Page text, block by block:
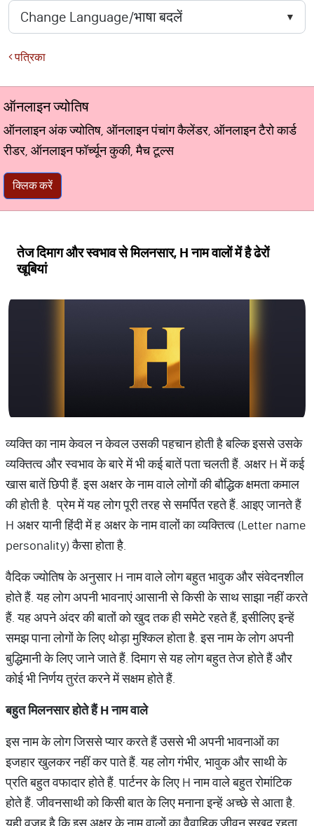
पत्रिका
ऑनलाइन ज्योतिष
ऑनलाइन अंक ज्योतिष, ऑनलाइन पंचांग कैलेंडर, ऑनलाइन टैरो कार्ड
रीडर, ऑनलाइन फॉर्च्यून कुकी, मैच टूल्स
क्लिक करें
तेज दिमाग और स्वभाव से मिलनसार, H नाम वालों में है ढेरों
खूबियां
व्यक्ति का नाम केवल न केवल उसकी पहचान होती है बल्कि इससे उसके
व्यक्तित्व और स्वभाव के बारे में भी कई बातें पता चलती हैं. अक्षर H में कई
खास बातें छिपी हैं. इस अक्षर के नाम वाले लोगों की बौद्धिक क्षमता कमाल
की होती है. प्रेम में यह लोग पूरी तरह से समर्पित रहते हैं. आइए जानते हैं
H अक्षर यानी हिंदी में ह अक्षर के नाम वालों का व्यक्तित्व (Letter name
personality) कैसा होता है.
वैदिक ज्योतिष के अनुसार H नाम वाले लोग बहुत भावुक और संवेदनशील
होते हैं. यह लोग अपनी भावनाएं आसानी से किसी के साथ साझा नहीं करते
हैं. यह अपने अंदर की बातों को खुद तक ही समेटे रहते हैं, इसीलिए इन्हें
समझ पाना लोगों के लिए थोड़ा मुश्किल होता है. इस नाम के लोग अपनी
बुद्धिमानी के लिए जाने जाते हैं. दिमाग से यह लोग बहुत तेज होते हैं और
कोई भी निर्णय तुरंत करने में सक्षम होते हैं.
बहुत मिलनसार होते हैंHनाम वाले
इस नाम के लोग जिससे प्यार करते हैं उससे भी अपनी भावनाओं का
इजहार खुलकर नहीं कर पाते हैं. यह लोग गंभीर, भावुक और साथी के
प्रति बहुत वफादार होते हैं. पार्टनर के लिए H नाम वाले बहुत रोमांटिक
होते हैं. जीवनसाथी को किसी बात के लिए मनाना इन्हें अच्छे से आता है.